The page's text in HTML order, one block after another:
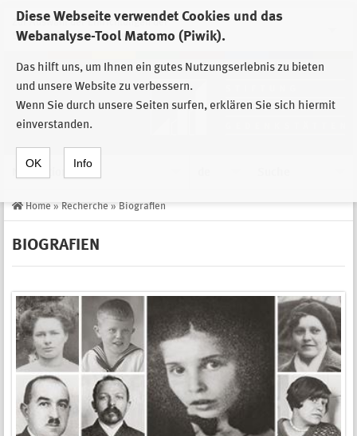
Diese Webseite verwendet Cookies und das
Webanalyse-Tool Matomo (Piwik).
Das hilft uns, um Ihnen ein gutes Nutzungserlebnis zu bieten
und unsere Website zu verbessern.
Wenn Sie durch unsere Seiten surfen, erklären Sie sich hiermit
einverstanden.
OK Info
Zur Auswahl der Einrichtungen der
Stiftung Sächsische Gedenkstätten
Home » Recherche » Biografien
BIOGRAFIEN